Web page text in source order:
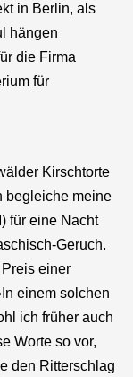
in Berlin, als
hängen
die Firma
für
Kirschtorte
begleiche meine
für eine Nacht
Geruch.
einer
einem solchen
ich früher auch
Worte so vor,
den Ritterschlag